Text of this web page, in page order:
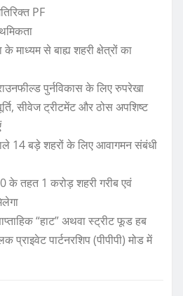
PF
से बाह्य शहरी क्षेत्रों का
पुर्नविकास के लिए रुपरेखा
सीवेज ट्रीटमेंट और ठोस अपशिष्ट
14 बड़े शहरों के लिए आवागमन संबंधी
के तहत 1 करोड़ शहरी गरीब एवं
“हाट” अथवा स्ट्रीट फूड हब
प्राइवेट पार्टनरशिप (पीपीपी) मोड में